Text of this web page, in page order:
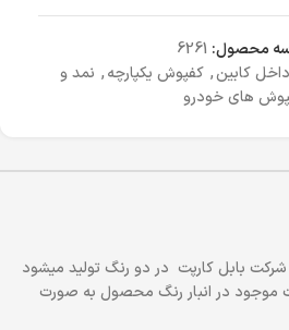
محصول: 6261
کابین, کفپوش یکپارچه, نمد و
های خودرو
بابل کارپت در دو رنگ تولید میشود
در انبار رنگ محصول به صورت